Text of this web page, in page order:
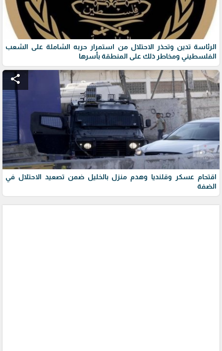
الرئاسة تدين وتحذر الاحتلال من استمرار حربه الشاملة على الشعب
الفلسطيني ومخاطر ذلك على المنطقة بأسرها
share
اقتحام عسكر وقلنديا وهدم منزل بالخليل ضمن تصعيد الاحتلال في
الضفة